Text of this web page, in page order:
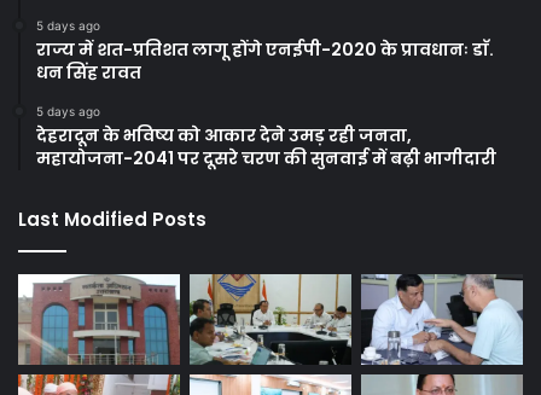
5 days ago
राज्य में शत-प्रतिशत लागू होंगे एनईपी-2020 के प्रावधानः डाॅ.
धन सिंह रावत
5 days ago
देहरादून के भविष्य को आकार देने उमड़ रही जनता,
महायोजना-2041 पर दूसरे चरण की सुनवाई में बढ़ी भागीदारी
Last Modified Posts